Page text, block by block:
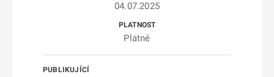
04.07.2025
Platné